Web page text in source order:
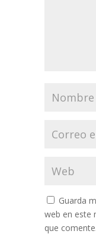
Guarda
web en este
que comente.